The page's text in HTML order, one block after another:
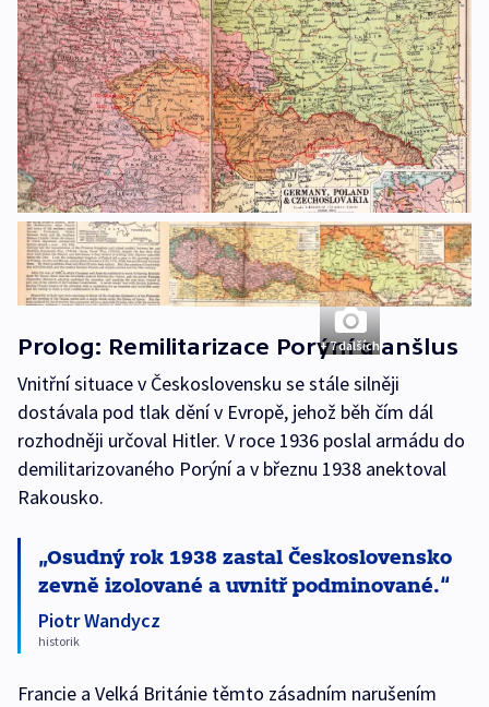
+ 7 dalších
Prolog: Remilitarizace Porýní a anšlus
Vnitřní situace v Československu se stále silněji
dostávala pod tlak dění v Evropě, jehož běh čím dál
rozhodněji určoval Hitler. V roce 1936 poslal armádu do
demilitarizovaného Porýní a v březnu 1938 anektoval
Rakousko.
Osudný rok 1938 zastal Československo
zevně izolované a uvnitř podminované.
Piotr Wandycz
historik
Francie a Velká Británie těmto zásadním narušením